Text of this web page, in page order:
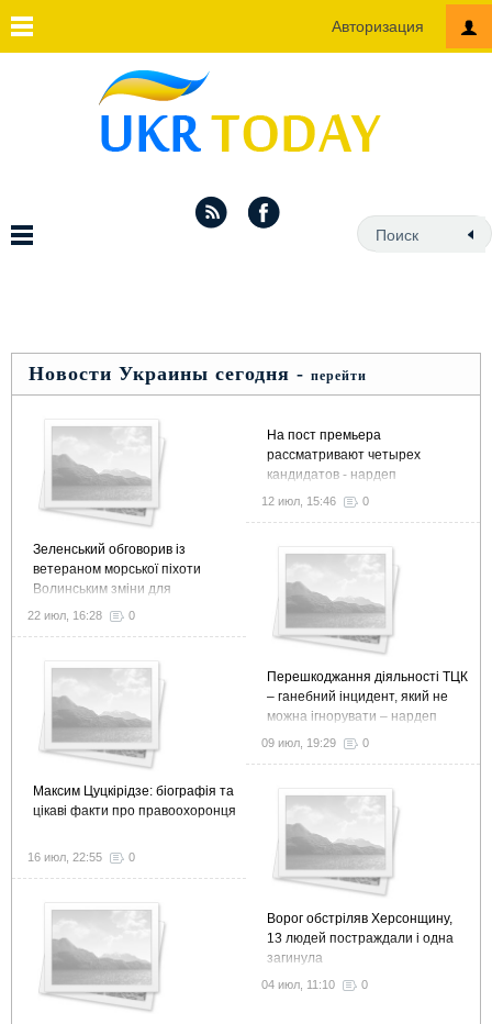
Авторизация
Новости Украины сегодня - перейти
Зеленський обговорив із
ветераном морської піхоти
Волинським зміни для
ефективної ветеранської
22 июл, 16:28 0
Максим Цуцкірідзе: біографія та
цікаві факти про правоохоронця
16 июл, 22:55 0
На пост премьера
рассматривают четырех
кандидатов - нардеп
12 июл, 15:46 0
Перешкоджання діяльності ТЦК
– ганебний інцидент, який не
можна ігнорувати – нардеп
09 июл, 19:29 0
Ворог обстріляв Херсонщину,
13 людей постраждали і одна
загинула
04 июл, 11:10 0